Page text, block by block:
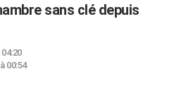
sans clé depuis
00:54